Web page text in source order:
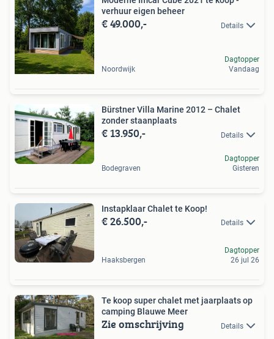
verhuur eigen beheer
€ 49.000,- Details
Noordwijk
Dagtopper
Vandaag
Bürstner Villa Marine 2012 – Chalet
zonder staanplaats
€ 13.950,- Details
Bodegraven
Dagtopper
Gisteren
Instapklaar Chalet te Koop!
€ 26.500,- Details
Haaksbergen
Dagtopper
26 jul 26
Te koop super chalet met jaarplaats op
camping Blauwe Meer
Zie omschrijving Details